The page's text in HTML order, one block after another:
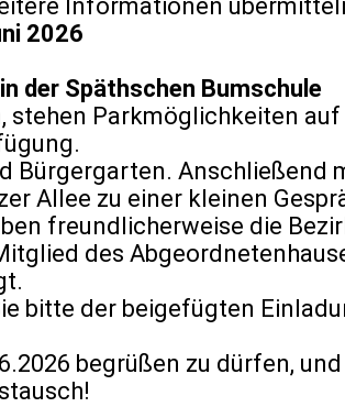
Informationen
2026
Späthschen Bumschule
stehen Parkmöglichkeiten auf
Bürgergarten. Anschließend
Allee zu einer kleinen
freundlicherweise die
des
bitte der beigefügten
begrüßen zu dürfen,